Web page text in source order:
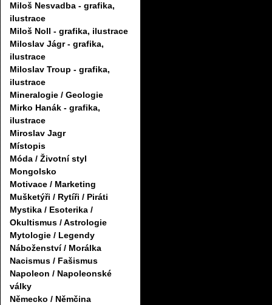
Miloš Nesvadba - grafika,
ilustrace
Miloš Noll - grafika, ilustrace
Miloslav Jágr - grafika,
ilustrace
Miloslav Troup - grafika,
ilustrace
Mineralogie / Geologie
Mirko Hanák - grafika,
ilustrace
Miroslav Jagr
Místopis
Móda / Životní styl
Mongolsko
Motivace / Marketing
Mušketýři / Rytíři / Piráti
Mystika / Esoterika /
Okultismus / Astrologie
Mytologie / Legendy
Náboženství / Morálka
Nacismus / Fašismus
Napoleon / Napoleonské
války
Německo / Němčina